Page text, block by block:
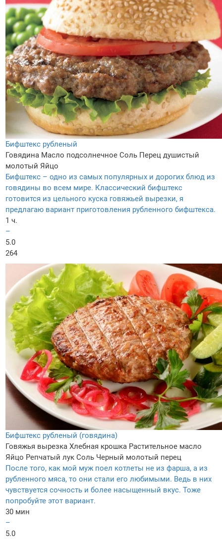
Бифштекс рубленый
Говядина Масло подсолнечное Соль Перец душистый
молотый Яйцо
Бифштекс – одно из самых популярных и дорогих блюд из
говядины во всем мире. Классический бифштекс
готовится из цельного куска говяжьей вырезки, я
предлагаю вариант приготовления рубленного бифштекса.
1 ч.
–
5.0
264
Бифштекс рубленый (говядина)
Говяжья вырезка Хлебная крошка Растительное масло
Яйцо Репчатый лук Соль Черный молотый перец
После того, как мой муж поел котлеты не из фарша, а из
рубленного мяса, то они стали его любимыми. Ведь в них
чувствуется сочность и более насыщенный вкус. Тоже
попробуйте этот вариант.
30 мин
–
5.0